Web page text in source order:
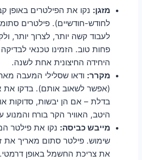
מזגן: נקו את הפילטרים באופן
לחודש-חודשיים). פילטרים
לעבוד קשה יותר, לצרוך יותר,
פחות טוב. הזמינו טכנאי לבדיקה
היחידה החיצונית אחת לשנה.
מקרר: ודאו שסלילי המעבה
(אפשר לשאוב אותם). בדקו את
בדלת – אם הן יבשות, סדוקות
היטב, האוויר הקר בורח
מייבש כביסה: נקו את פילטר
שימוש. פילטר סתום מאריך את
את צריכת החשמל באופן דרמטי.